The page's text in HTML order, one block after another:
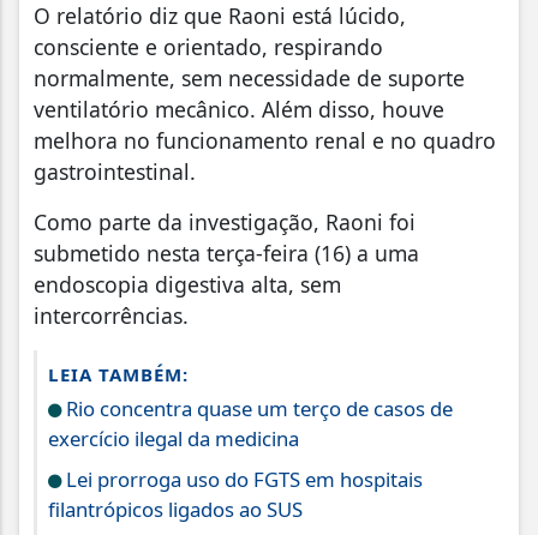
O relatório diz que Raoni está lúcido,
consciente e orientado, respirando
normalmente, sem necessidade de suporte
ventilatório mecânico. Além disso, houve
melhora no funcionamento renal e no quadro
gastrointestinal.
Como parte da investigação, Raoni foi
submetido nesta terça-feira (16) a uma
endoscopia digestiva alta, sem
intercorrências.
LEIA TAMBÉM:
Rio concentra quase um terço de casos de
exercício ilegal da medicina
Lei prorroga uso do FGTS em hospitais
filantrópicos ligados ao SUS